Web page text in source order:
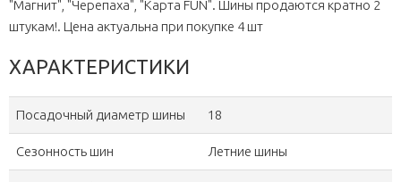
"Магнит", "Черепаха", "Карта FUN". Шины продаются кратно 2
штукам!. Цена актуальна при покупке 4 шт
ХАРАКТЕРИСТИКИ
Посадочный диаметр шины 18
Сезонность шин Летние шины